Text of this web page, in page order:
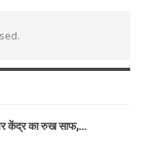
केंद्र का रुख साफ,…